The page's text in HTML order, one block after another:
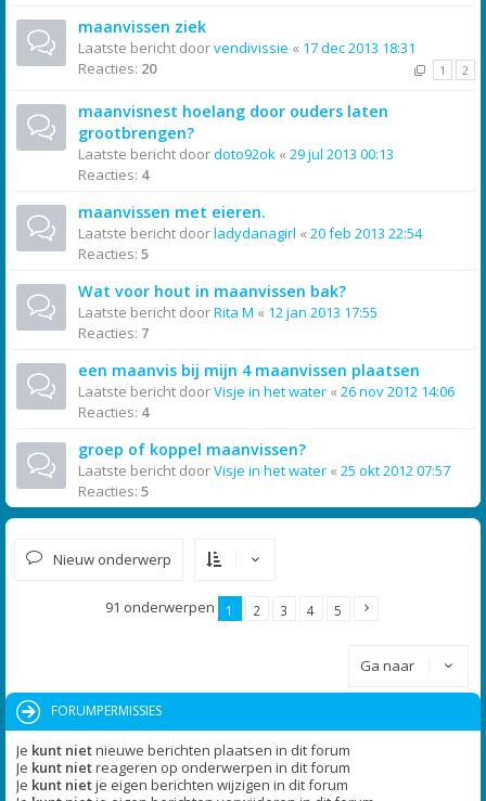
maanvissen ziek
Laatste bericht doorvendivissie « 17 dec 2013 18:31
Reacties: 20 1 2
maanvisnest hoelang door ouders laten
grootbrengen?
Laatste bericht doordoto92ok « 29 jul 2013 00:13
Reacties: 4
maanvissen met eieren.
Laatste bericht doorladydanagirl « 20 feb 2013 22:54
Reacties: 5
Wat voor hout in maanvissen bak?
Laatste bericht doorRita M « 12 jan 2013 17:55
Reacties: 7
een maanvis bij mijn 4 maanvissen plaatsen
Laatste bericht doorVisje in het water « 26 nov 2012 14:06
Reacties: 4
groep of koppel maanvissen?
Laatste bericht doorVisje in het water « 25 okt 2012 07:57
Reacties: 5
Nieuw onderwerp
91 onderwerpen 1 2 3 4 5
Ga naar
FORUMPERMISSIES
Je kunt nietnieuwe berichten plaatsen in dit forum
Je kunt nietreageren op onderwerpen in dit forum
Je kunt nietje eigen berichten wijzigen in dit forum